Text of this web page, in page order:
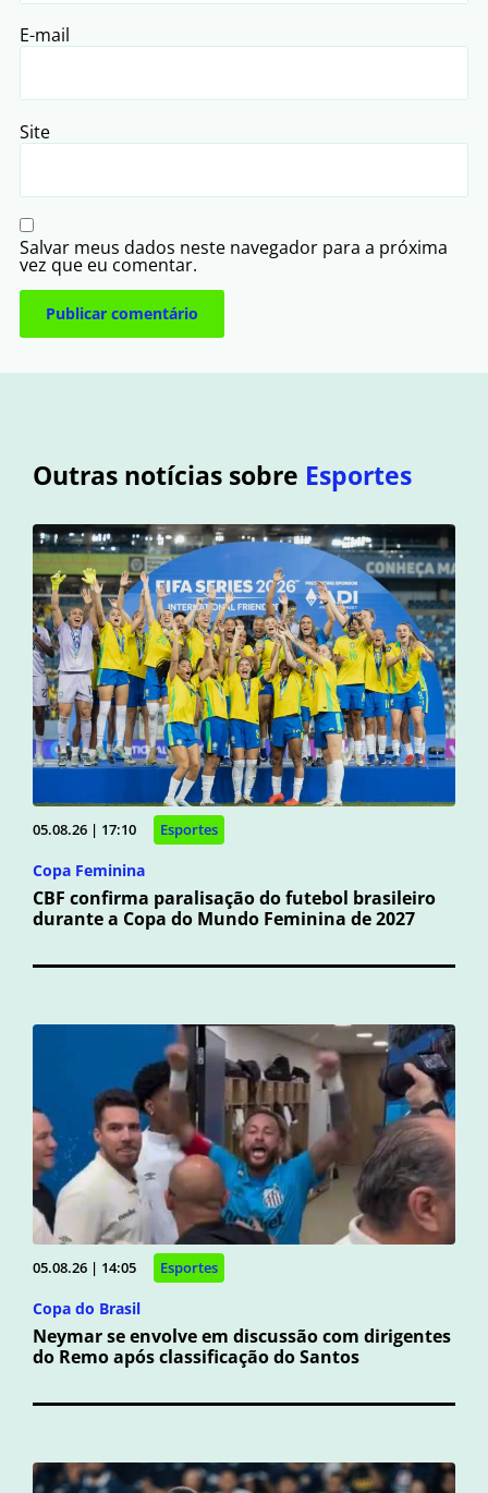
E-mail
Site
Salvar meus dados neste navegador para a próxima
vez que eu comentar.
Outras notícias sobre Esportes
05.08.26 | 17:10 Esportes
Copa Feminina
CBF confirma paralisação do futebol brasileiro
durante a Copa do Mundo Feminina de 2027
05.08.26 | 14:05 Esportes
Copa do Brasil
Neymar se envolve em discussão com dirigentes
do Remo após classificação do Santos